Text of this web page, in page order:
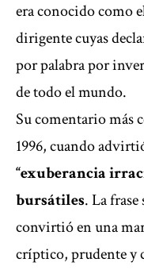
era conocido como
dirigente cuyas
por palabra por
de todo el mundo.
Su comentario más
1996, cuando
“exuberancia
bursátiles. La
convirtió en una
críptico, prudente y